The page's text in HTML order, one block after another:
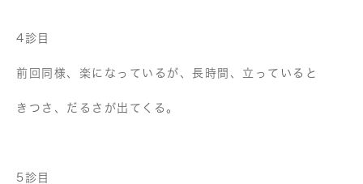
4診目
前回同様、楽になっているが、長時間、立っていると
きつさ、だるさが出てくる。
5診目